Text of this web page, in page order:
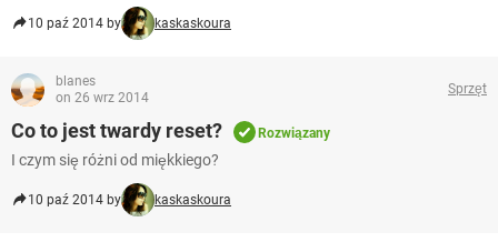
10 paź 2014 by kaskaskoura
blanes
on 26 wrz 2014
Sprzęt
Co to jest twardy reset? Rozwiązany
I czym się różni od miękkiego?
10 paź 2014 by kaskaskoura